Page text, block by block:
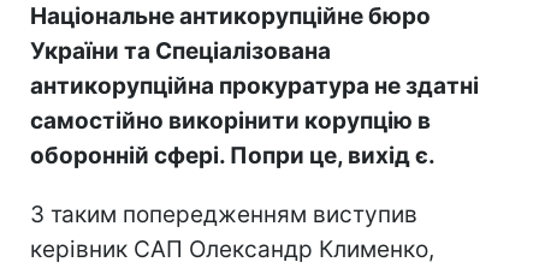
Національне антикорупційне бюро
України та Спеціалізована
антикорупційна прокуратура не здатні
самостійно викорінити корупцію в
оборонній сфері. Попри це, вихід є.
З таким попередженням виступив
керівник САП Олександр Клименко,